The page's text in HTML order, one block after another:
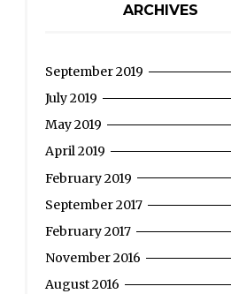
ARCHIVES
September 2019
July 2019
May 2019
April 2019
February 2019
September 2017
February 2017
November 2016
August 2016